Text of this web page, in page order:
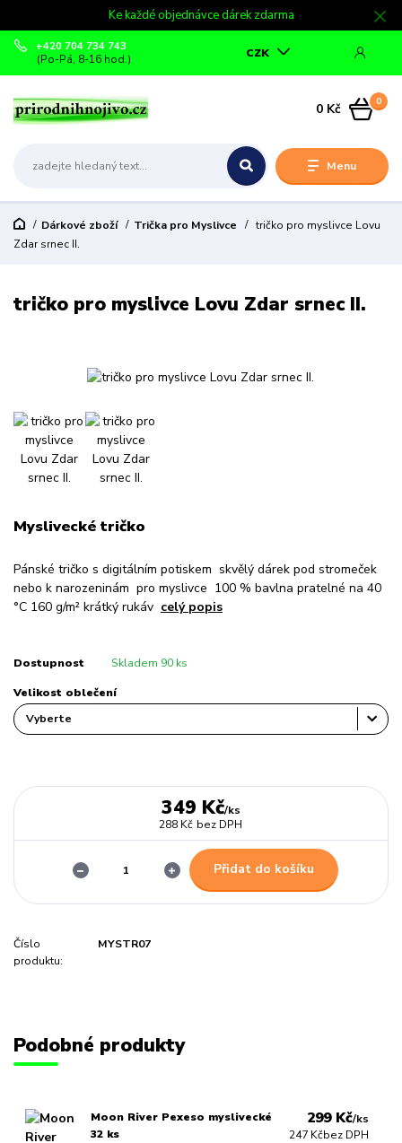
Ke každé objednávce dárek zdarma
Menu
CZK
+420 704 734 743
(Po-Pá, 8-16 hod.)
0
0 Kč
Dárkové zboží Trička pro Myslivce
tričko pro myslivce Lovu
Zdar srnec II.
tričko pro myslivce Lovu Zdar srnec II.
Myslivecké tričko
Pánské tričko s digitálním potiskem skvělý dárek pod stromeček
nebo k narozeninám pro myslivce 100 % bavlna pratelné na 40
°C 160 g/m² krátký rukáv celý popis
Dostupnost Skladem 90 ks
Velikost oblečení
349 Kč/ks
288 Kč bez DPH
Přidat do košíku
Číslo
produktu:
MYSTR07
Podobné produkty
Moon River Pexeso myslivecké
32 ks
299 Kč/ks
247 Kčbez DPH